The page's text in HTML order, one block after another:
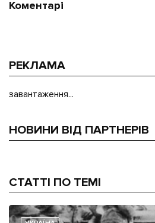
Коментарі
РЕКЛАМА
завантаження...
НОВИНИ ВІД ПАРТНЕРІВ
СТАТТІ ПО ТЕМІ